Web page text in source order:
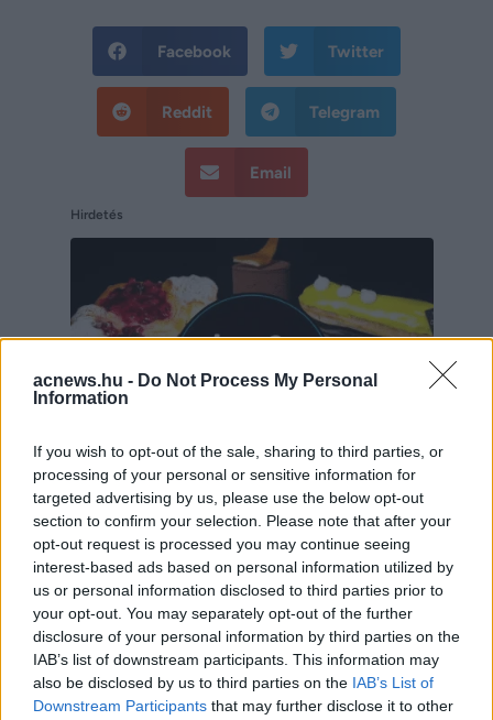
acnews.hu - Do Not Process My Personal
Information
If you wish to opt-out of the sale, sharing to third parties, or
processing of your personal or sensitive information for
targeted advertising by us, please use the below opt-out
section to confirm your selection. Please note that after your
opt-out request is processed you may continue seeing
interest-based ads based on personal information utilized by
us or personal information disclosed to third parties prior to
your opt-out. You may separately opt-out of the further
disclosure of your personal information by third parties on the
IAB’s list of downstream participants. This information may
also be disclosed by us to third parties on the IAB’s List of
Downstream Participants that may further disclose it to other
Facebook Twitter
Reddit Telegram
Email
Hirdetés
Hirdetés